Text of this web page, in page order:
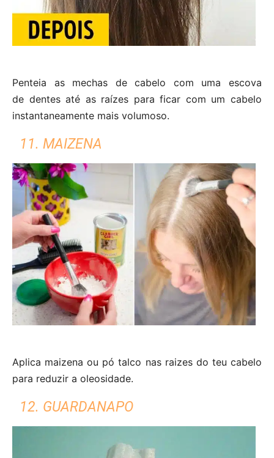
Penteia as mechas de cabelo com uma escova
de dentes até as raízes para ficar com um cabelo
instantaneamente mais volumoso.
11. MAIZENA
Aplica maizena ou pó talco nas raizes do teu cabelo
para reduzir a oleosidade.
12. GUARDANAPO